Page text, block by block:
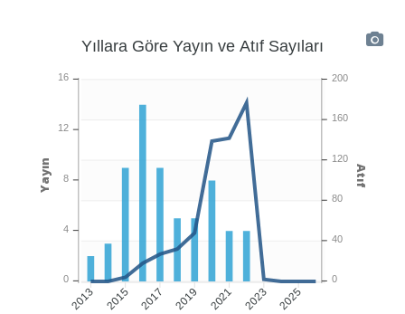
2013 2015 2017 2019 2021 2023 2025
Yıllara Göre Yayın ve Atıf Sayıları
200
160
120
80
40
0
Atıf
16
12
8
4
0
Yayın